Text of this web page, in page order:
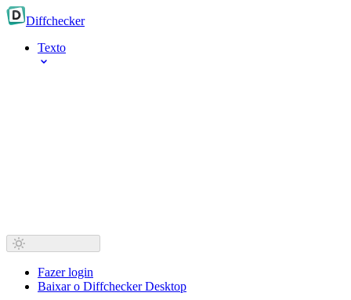
Diffchecker
Texto
Fazer login
Baixar o Diffchecker Desktop